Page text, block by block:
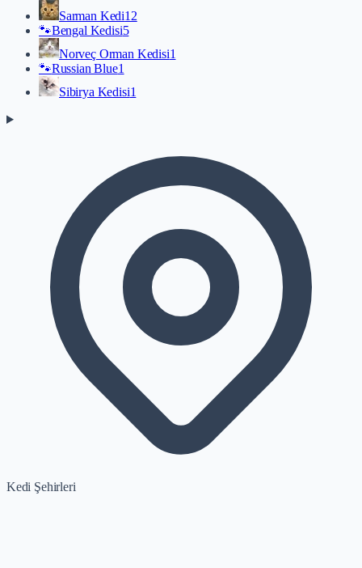
Sarman Kedi12
🐾Bengal Kedisi5
Norveç Orman Kedisi1
🐾Russian Blue1
Sibirya Kedisi1
Kedi Şehirleri